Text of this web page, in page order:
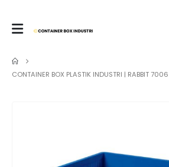
CONTAINER BOX PLASTIK INDUSTRI | RABBIT